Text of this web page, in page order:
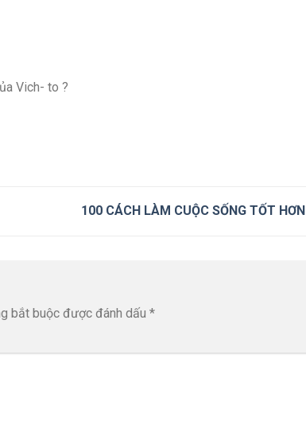
Vich- to ?
100 CÁCH LÀM CUỘC SỐNG TỐT HƠN
bắt buộc được đánh dấu *